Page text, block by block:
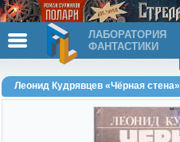
ЛАБОРАТОРИЯ
ФАНТАСТИКИ
Леонид Кудрявцев «Чёрная стена»